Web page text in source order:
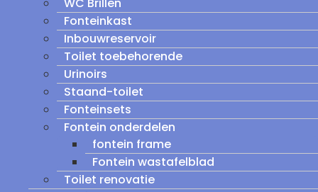
Fonteinkast
Inbouwreservoir
Toilet toebehorende
Urinoirs
Staand-toilet
Fonteinsets
Fontein onderdelen
fontein frame
Fontein wastafelblad
Toilet renovatie